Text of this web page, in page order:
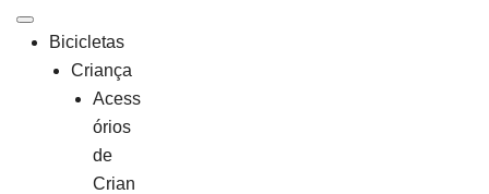
Saltar
para
Bicicletas
Criança
Acess
órios
de
Crian